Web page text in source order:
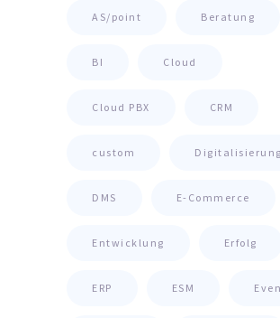
AS/point Beratung
BI Cloud
Cloud PBX CRM
custom Digitalisierung
DMS E-Commerce
Entwicklung Erfolg
ERP ESM